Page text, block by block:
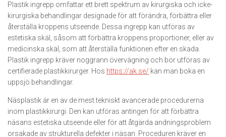
Plastik ingrepp omfattar ett brett spektrum av kirurgiska och icke-
kirurgiska behandlingar designade för att förändra, förbättra eller
återställa kroppens utseende. Dessa ingrepp kan utföras av
estetiska skäl, såsom att förbättra kroppens proportioner, eller av
medicinska skäl, som att återställa funktionen efter en skada.
Plastik ingrepp kräver noggrann övervägning och bör utföras av
certifierade plastikkirurger. Hos https://ak.se/ kan man boka en
uppsjö behandlingar.
Näsplastik är en av de mest tekniskt avancerade procedurerna
inom plastikkirurgi. Den kan utföras antingen för att förbättra
näsans estetiska utseende eller för att åtgärda andningsproblem
orsakade av strukturella defekter i näsan. Proceduren kräver en